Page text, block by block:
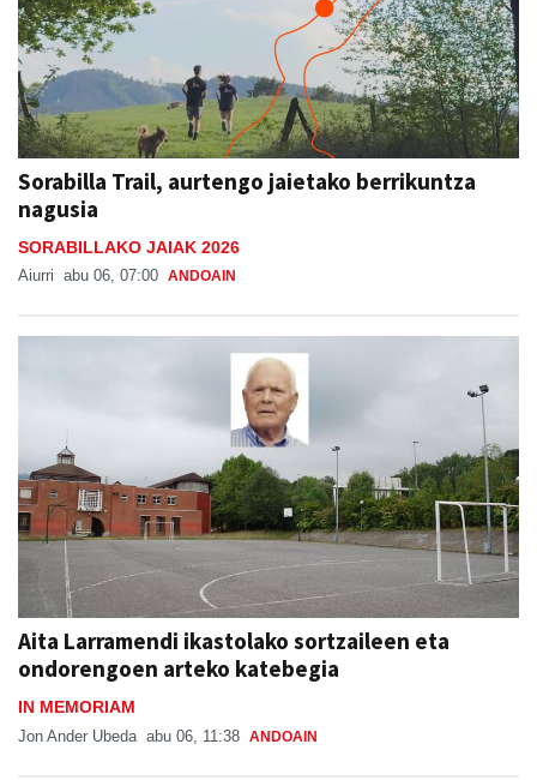
Sorabilla Trail, aurtengo jaietako berrikuntza
nagusia
SORABILLAKO JAIAK 2026
Aiurri abu 06, 07:00 ANDOAIN
Aita Larramendi ikastolako sortzaileen eta
ondorengoen arteko katebegia
IN MEMORIAM
Jon Ander Ubeda abu 06, 11:38 ANDOAIN